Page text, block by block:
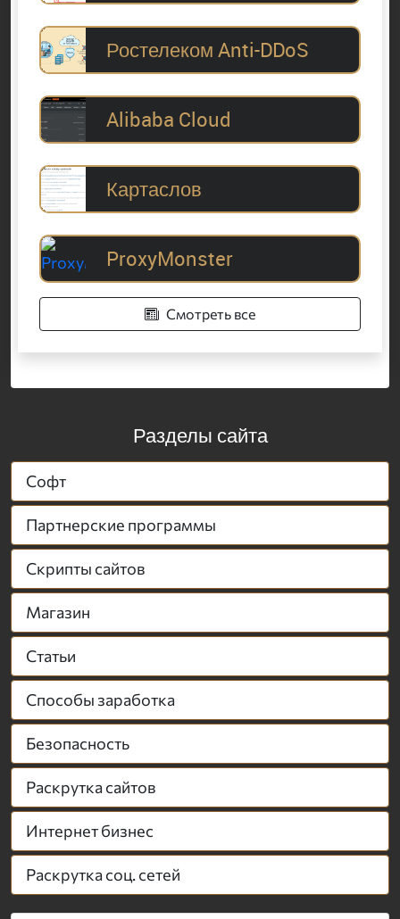
Ростелеком Anti-DDoS
Alibaba Cloud
Картаслов
ProxyMonster
Смотреть все
Разделы сайта
Софт
Партнерские программы
Скрипты сайтов
Магазин
Статьи
Способы заработка
Безопасность
Раскрутка сайтов
Интернет бизнес
Раскрутка соц. сетей